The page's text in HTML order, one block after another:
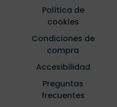
Política de
cookies
Condiciones de
compra
Accesibilidad
Preguntas
frecuentes